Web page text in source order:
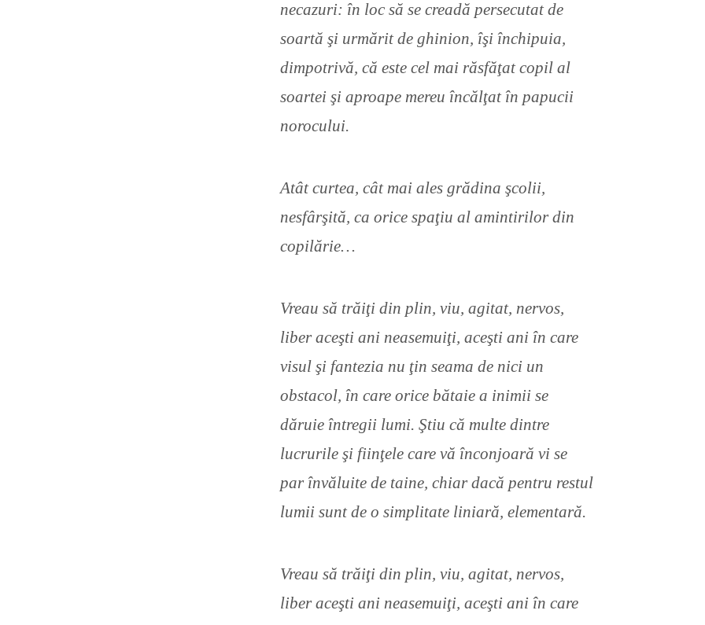
necazuri: în loc să se creadă persecutat de
soartă şi urmărit de ghinion, îşi închipuia,
dimpotrivă, că este cel mai răsfăţat copil al
soartei şi aproape mereu încălţat în papucii
norocului.
Atât curtea, cât mai ales grădina şcolii,
nesfârşită, ca orice spaţiu al amintirilor din
copilărie…
Vreau să trăiţi din plin, viu, agitat, nervos,
liber aceşti ani neasemuiţi, aceşti ani în care
visul şi fantezia nu ţin seama de nici un
obstacol, în care orice bătaie a inimii se
dăruie întregii lumi. Ştiu că multe dintre
lucrurile şi fiinţele care vă înconjoară vi se
par învăluite de taine, chiar dacă pentru restul
lumii sunt de o simplitate liniară, elementară.
Vreau să trăiţi din plin, viu, agitat, nervos,
liber aceşti ani neasemuiţi, aceşti ani în care